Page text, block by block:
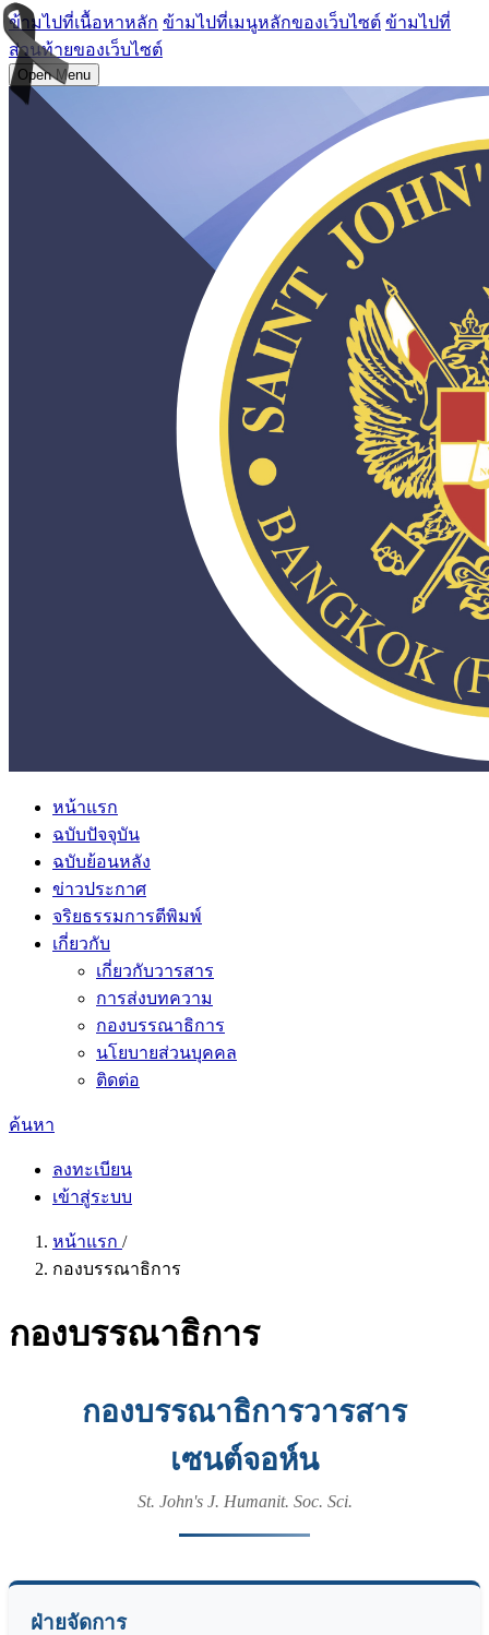
ข้ามไปที่เนื้อหาหลัก ข้ามไปที่เมนูหลักของเว็บไซต์ ข้ามไปที่
ส่วนท้ายของเว็บไซต์
Open Menu
หน้าแรก
ฉบับปัจจุบัน
ฉบับย้อนหลัง
ข่าวประกาศ
จริยธรรมการตีพิมพ์
เกี่ยวกับ
เกี่ยวกับวารสาร
การส่งบทความ
กองบรรณาธิการ
นโยบายส่วนบุคคล
ติดต่อ
ค้นหา
ลงทะเบียน
เข้าสู่ระบบ
หน้าแรก /
กองบรรณาธิการ
กองบรรณาธิการ
กองบรรณาธิการวารสาร
เซนต์จอห์น
St. John's J. Humanit. Soc. Sci.
ฝ่ายจัดการ